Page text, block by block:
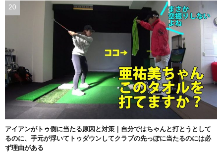
アイアンがトゥ側に当たる原因と対策｜自分ではちゃんと打とうとして
るのに、手元が浮いてトゥダウンしてクラブの先っぽに当たるのには必
ず理由がある